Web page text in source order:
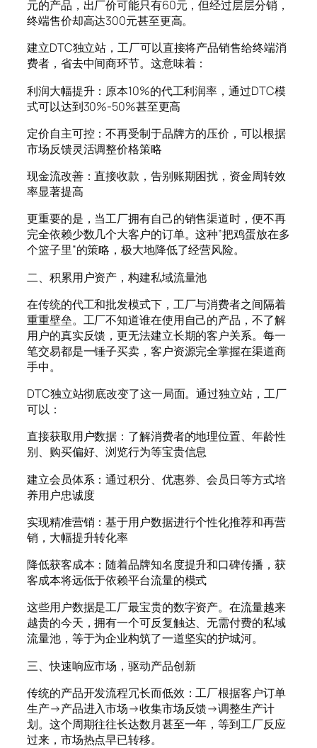
元的产品，出厂价可能只有60元，但经过层层分销，
终端售价却高达300元甚至更高。
建立DTC独立站，工厂可以直接将产品销售给终端消
费者，省去中间商环节。这意味着：
利润大幅提升：原本10%的代工利润率，通过DTC模
式可以达到30%-50%甚至更高
定价自主可控：不再受制于品牌方的压价，可以根据
市场反馈灵活调整价格策略
现金流改善：直接收款，告别账期困扰，资金周转效
率显著提高
更重要的是，当工厂拥有自己的销售渠道时，便不再
完全依赖少数几个大客户的订单。这种”把鸡蛋放在多
个篮子里”的策略，极大地降低了经营风险。
二、积累用户资产，构建私域流量池
在传统的代工和批发模式下，工厂与消费者之间隔着
重重壁垒。工厂不知道谁在使用自己的产品，不了解
用户的真实反馈，更无法建立长期的客户关系。每一
笔交易都是一锤子买卖，客户资源完全掌握在渠道商
手中。
DTC独立站彻底改变了这一局面。通过独立站，工厂
可以：
直接获取用户数据：了解消费者的地理位置、年龄性
别、购买偏好、浏览行为等宝贵信息
建立会员体系：通过积分、优惠券、会员日等方式培
养用户忠诚度
实现精准营销：基于用户数据进行个性化推荐和再营
销，大幅提升转化率
降低获客成本：随着品牌知名度提升和口碑传播，获
客成本将远低于依赖平台流量的模式
这些用户数据是工厂最宝贵的数字资产。在流量越来
越贵的今天，拥有一个可反复触达、无需付费的私域
流量池，等于为企业构筑了一道坚实的护城河。
三、快速响应市场，驱动产品创新
传统的产品开发流程冗长而低效：工厂根据客户订单
生产→产品进入市场→收集市场反馈→调整生产计
划。这个周期往往长达数月甚至一年，等到工厂反应
过来，市场热点早已转移。